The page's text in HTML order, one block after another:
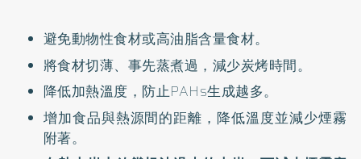
避免動物性食材或高油脂含量食材。
將食材切薄、事先蒸煮過，減少炭烤時間。
降低加熱溫度，防止PAHs生成越多。
增加食品與熱源間的距離，降低溫度並減少煙霧
附著。